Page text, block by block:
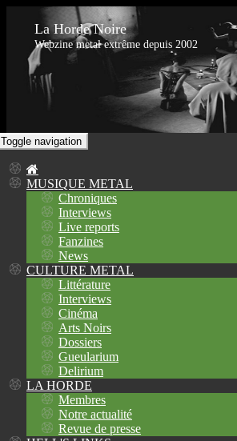
La Horde Noire
Webzine metal extrême depuis 2002
Toggle navigation
MUSIQUE METAL
Chroniques
Interviews
Live reports
Fanzines
News
CULTURE METAL
Littérature
Interviews
Cinéma
Arts Noirs
Dossiers
Gueularium
Delirium
LA HORDE
Membres
Notre actualité
Revue de presse